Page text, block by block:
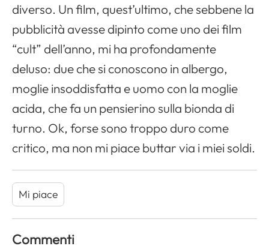
diverso. Un film, quest’ultimo, che sebbene la
pubblicità avesse dipinto come uno dei film
“cult” dell’anno, mi ha profondamente
deluso: due che si conoscono in albergo,
moglie insoddisfatta e uomo con la moglie
acida, che fa un pensierino sulla bionda di
turno. Ok, forse sono troppo duro come
critico, ma non mi piace buttar via i miei soldi.
Mi piace
Commenti